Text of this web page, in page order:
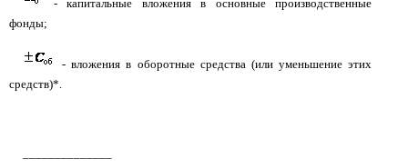
- капитальные вложения в основные производственные
фонды;
- вложения в оборотные средства (или уменьшение этих
средств)*.